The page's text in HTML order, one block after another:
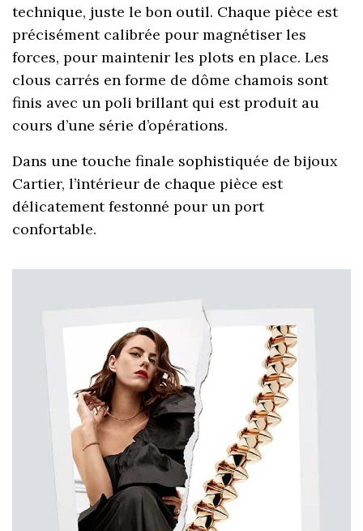
technique, juste le bon outil. Chaque pièce est
précisément calibrée pour magnétiser les
forces, pour maintenir les plots en place. Les
clous carrés en forme de dôme chamois sont
finis avec un poli brillant qui est produit au
cours d’une série d’opérations.
Dans une touche finale sophistiquée de bijoux
Cartier, l’intérieur de chaque pièce est
délicatement festonné pour un port
confortable.